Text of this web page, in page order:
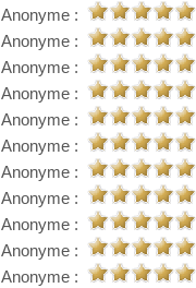
Anonyme :
Anonyme :
Anonyme :
Anonyme :
Anonyme :
Anonyme :
Anonyme :
Anonyme :
Anonyme :
Anonyme :
Anonyme :